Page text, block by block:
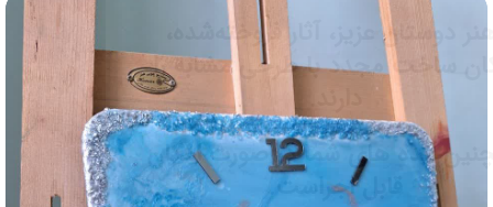
«هنر دوستان عزیز، آثار فروخته‌شده،
امکان ساخت مجدد با طرحی مشابه را
دارند.
همچنین ایده های شما در صورت امکان
قابل اجراست.